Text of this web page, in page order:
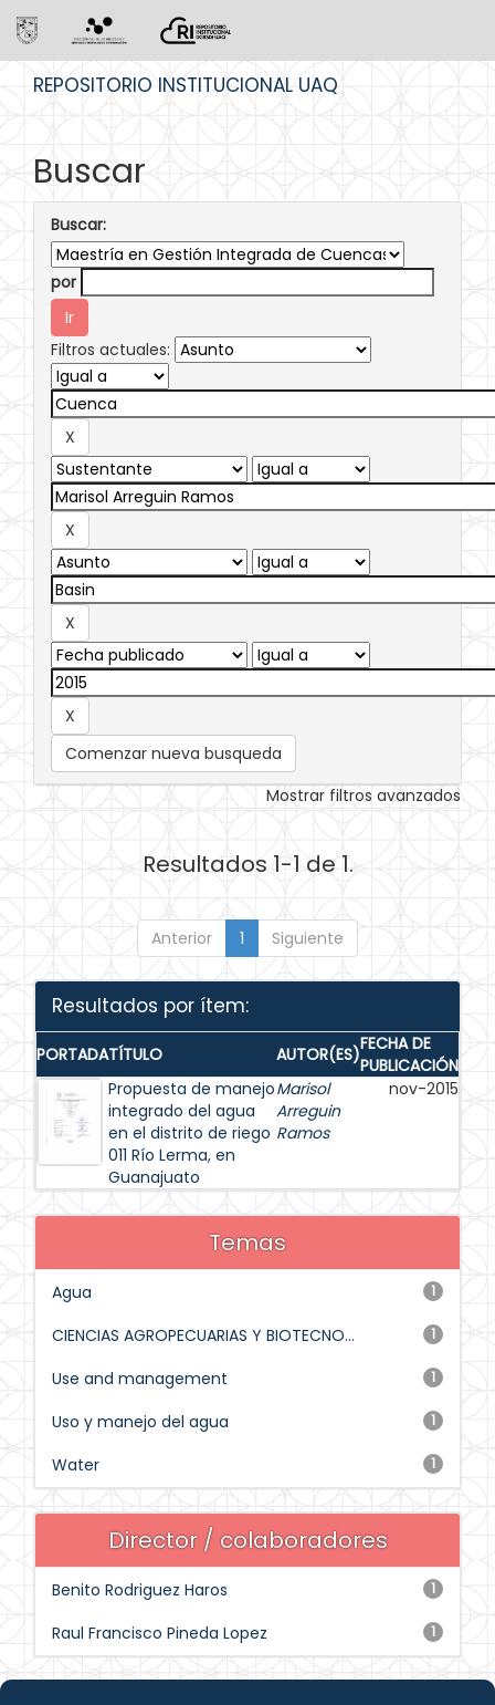
REPOSITORIO INSTITUCIONAL UAQ
Buscar
Buscar:
por
Filtros actuales:
Comenzar nueva busqueda
Mostrar filtros avanzados
Resultados 1-1 de 1.
Anterior 1 Siguiente
Resultados por ítem:
PORTADATÍTULO AUTOR(ES)FECHA DE
PUBLICACIÓN
Propuesta de manejo
integrado del agua
en el distrito de riego
011 Río Lerma, en
Guanajuato
Marisol
Arreguin
Ramos
nov-2015
Temas
1
Agua
1
CIENCIAS AGROPECUARIAS Y BIOTECNO...
1
Use and management
1
Uso y manejo del agua
1
Water
Director / colaboradores
1
Benito Rodriguez Haros
1
Raul Francisco Pineda Lopez